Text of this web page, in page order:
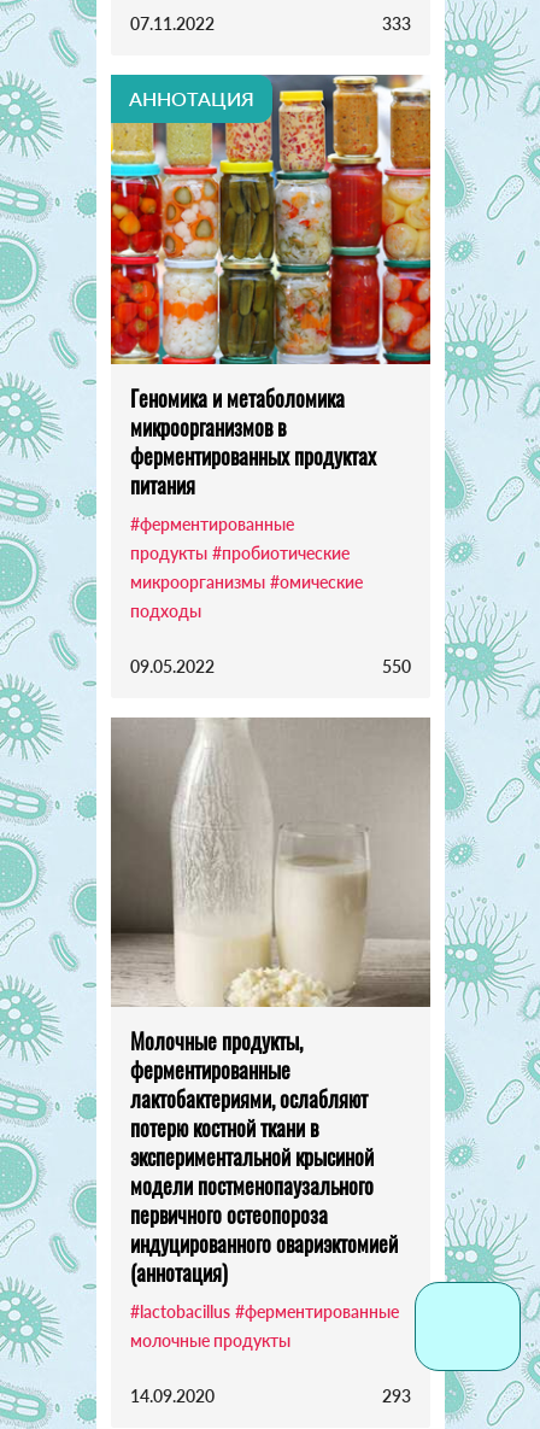
07.11.2022 333
АННОТАЦИЯ
Геномика и метаболомика
микроорганизмов в
ферментированных продуктах
питания
#ферментированные
продукты #пробиотические
микроорганизмы #омические
подходы
09.05.2022 550
Молочные продукты,
ферментированные
лактобактериями, ослабляют
потерю костной ткани в
экспериментальной крысиной
модели постменопаузального
первичного остеопороза
индуцированного овариэктомией
(аннотация)
#lactobacillus #ферментированные
молочные продукты
14.09.2020 293